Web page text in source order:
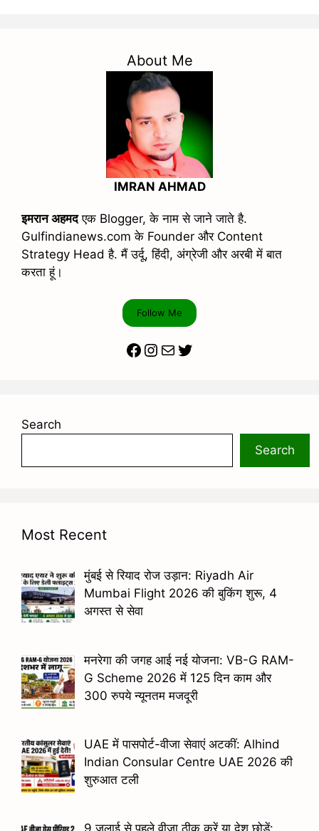
About Me
IMRAN AHMAD
इमरान अहमदएक Blogger, के नाम से जाने जाते है.
Gulfindianews.com के Founder और Content
Strategy Head है. मैं उर्दू, हिंदी, अंग्रेजी और अरबी में बात
करता हूं।
Follow Me
Facebook
Instagram
MailTwitter
Search
Search
Most Recent
मुंबई से रियाद रोज उड़ान: Riyadh Air
Mumbai Flight 2026 की बुकिंग शुरू, 4
अगस्त से सेवा
मनरेगा की जगह आई नई योजना: VB-G RAM-
G Scheme 2026 में 125 दिन काम और
300 रुपये न्यूनतम मजदूरी
UAE में पासपोर्ट-वीजा सेवाएं अटकीं: Alhind
Indian Consular Centre UAE 2026 की
शुरुआत टली